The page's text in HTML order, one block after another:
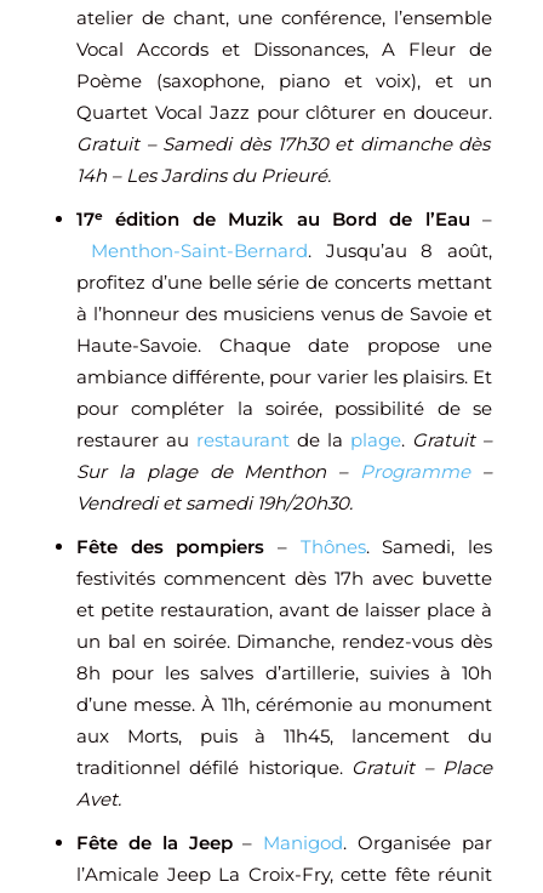
atelier de chant, une conférence, l’ensemble
Vocal Accords et Dissonances, A Fleur de
Poème (saxophone, piano et voix), et un
Quartet Vocal Jazz pour clôturer en douceur.
Gratuit – Samedi dès 17h30 et dimanche dès
14h – Les Jardins du Prieuré.
17ᵉ édition de Muzik au Bord de l’Eau –
Menthon-Saint-Bernard. Jusqu’au 8 août,
profitez d’une belle série de concerts mettant
à l’honneur des musiciens venus de Savoie et
Haute-Savoie. Chaque date propose une
ambiance différente, pour varier les plaisirs. Et
pour compléter la soirée, possibilité de se
restaurer au restaurant de la plage. Gratuit –
Sur la plage de Menthon – Programme–
Vendredi et samedi 19h/20h30.
Fête des pompiers – Thônes. Samedi, les
festivités commencent dès 17h avec buvette
et petite restauration, avant de laisser place à
un bal en soirée. Dimanche, rendez-vous dès
8h pour les salves d’artillerie, suivies à 10h
d’une messe. À 11h, cérémonie au monument
aux Morts, puis à 11h45, lancement du
traditionnel défilé historique. Gratuit – Place
Avet.
Fête de la Jeep– Manigod. Organisée par
l’Amicale Jeep La Croix-Fry, cette fête réunit